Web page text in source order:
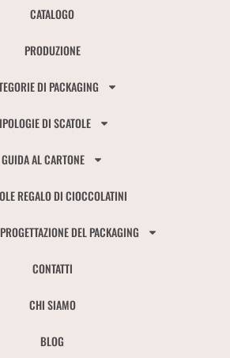
CATALOGO
PRODUZIONE
DI PACKAGING
DI SCATOLE
GUIDA AL CARTONE
REGALO DI CIOCCOLATINI
DEL PACKAGING
CONTATTI
CHI SIAMO
BLOG